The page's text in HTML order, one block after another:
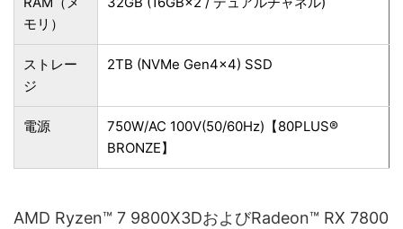
モリ）
ストレー
ジ
2TB (NVMe Gen4×4) SSD
電源
750W/AC 100V(50/60Hz)【80PLUS®
BRONZE】
AMD Ryzen™ 7 9800X3DおよびRadeon™ RX 7800